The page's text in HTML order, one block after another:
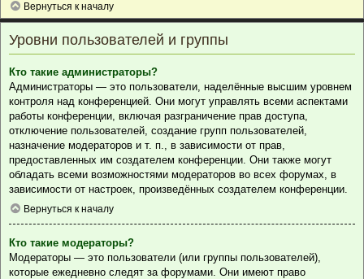
Вернуться к началу
Уровни пользователей и группы
Кто такие администраторы?
Администраторы — это пользователи, наделённые высшим уровнем
контроля над конференцией. Они могут управлять всеми аспектами
работы конференции, включая разграничение прав доступа,
отключение пользователей, создание групп пользователей,
назначение модераторов и т. п., в зависимости от прав,
предоставленных им создателем конференции. Они также могут
обладать всеми возможностями модераторов во всех форумах, в
зависимости от настроек, произведённых создателем конференции.
Вернуться к началу
Кто такие модераторы?
Модераторы — это пользователи (или группы пользователей),
которые ежедневно следят за форумами. Они имеют право